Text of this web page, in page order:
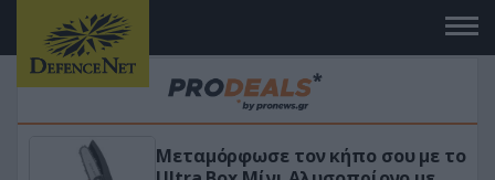
Μεταμόρφωσε τον κήπο σου με το